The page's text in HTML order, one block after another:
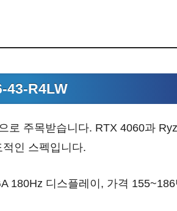
43-R4LW
로 주목받습니다. RTX 4060과
인 스펙입니다.
180Hz 디스플레이, 가격 155~186